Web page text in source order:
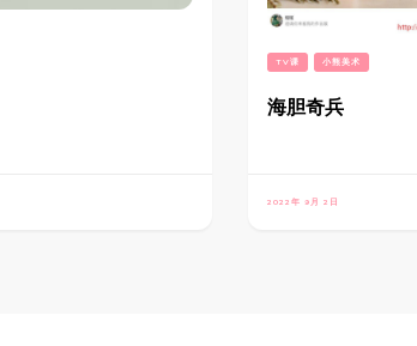
TV课 小熊美术
海胆奇兵
2022年 9月 2日